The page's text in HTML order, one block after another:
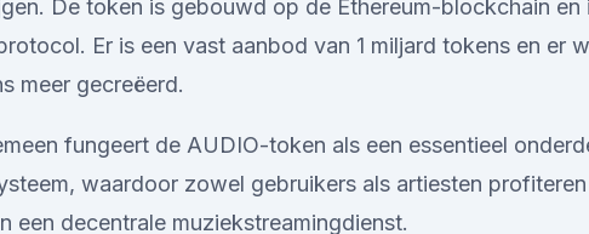
De token is gebouwd op de Ethereum-blockchain
Er is een vast aanbod van 1 miljard tokens en er
meer gecreëerd.
fungeert de AUDIO-token als een essentieel
waardoor zowel gebruikers als artiesten
een decentrale muziekstreamingdienst.